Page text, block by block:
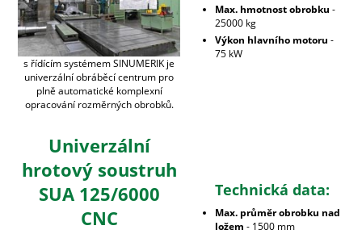
s řídícím systémem SINUMERIK je
univerzální obráběcí centrum pro
plně automatické komplexní
opracování rozměrných obrobků.
Max. hmotnost obrobku -
25000 kg
Výkon hlavního motoru -
75 kW
Univerzální
hrotový soustruh
SUA 125/6000
CNC
Technická data:
Max. průměr obrobku nad
ložem - 1500 mm